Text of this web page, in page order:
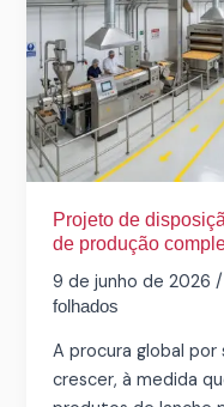
Projeto de
de produção
9 de junho de 2026
folhados
A procura global
crescer, à medida
da
fábrica
de
snacks:
Plano
produção
completo
de
Puffed